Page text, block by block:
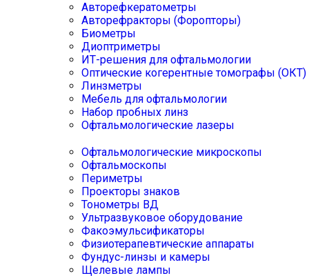
Авторефкератометры
Авторефракторы (Форопторы)
Биометры
Диоптриметры
ИТ-решения для офтальмологии
Оптические когерентные томографы (ОКТ)
Линзметры
Мебель для офтальмологии
Набор пробных линз
Офтальмологические лазеры
Офтальмологические микроскопы
Офтальмоскопы
Периметры
Проекторы знаков
Тонометры ВД
Ультразвуковое оборудование
Факоэмульсификаторы
Физиотерапевтические аппараты
Фундус-линзы и камеры
Щелевые лампы